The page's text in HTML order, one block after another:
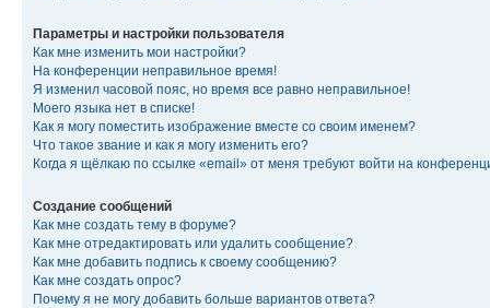
Параметры и настройки пользователя
Как мне изменить мои настройки?
На конференции неправильное время!
Я изменил часовой пояс, но время все равно неправильное!
Моего языка нет в списке!
Как я могу поместить изображение вместе со своим именем?
Что такое звание и как я могу изменить его?
Когда я щёлкаю по ссылке «email» от меня требуют войти на
Создание сообщений
Как мне создать тему в форуме?
Как мне отредактировать или удалить сообщение?
Как мне добавить подпись к своему сообщению?
Как мне создать опрос?
Почему я не могу добавить больше вариантов ответа?